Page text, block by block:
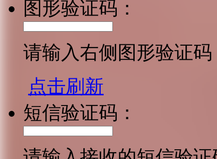
图形验证码：
请输入右侧图形验证码
点击刷新
短信验证码：